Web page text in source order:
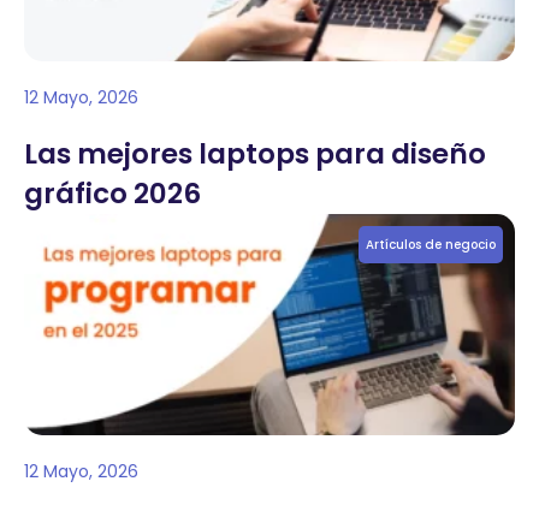
12 Mayo, 2026
Las mejores laptops para diseño
gráfico 2026
Artículos de negocio
12 Mayo, 2026